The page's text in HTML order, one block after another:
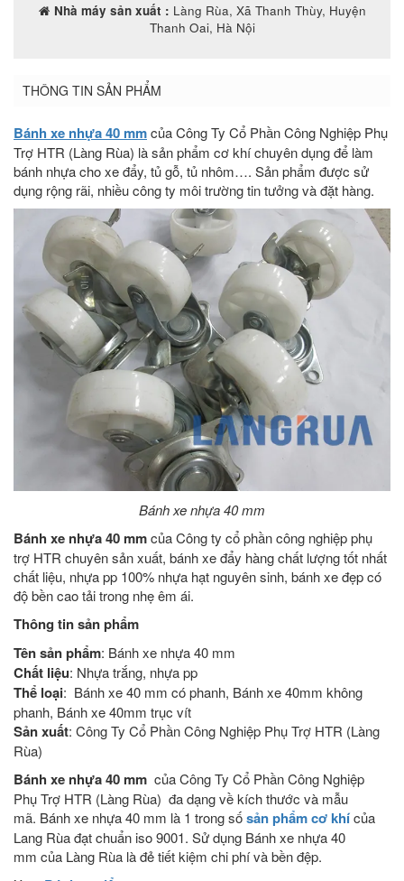
Nhà máy sản xuất : Làng Rùa, Xã Thanh Thùy, Huyện
Thanh Oai, Hà Nội
THÔNG TIN SẢN PHẨM
Bánh xe nhựa 40 mmcủa Công Ty Cổ Phần Công Nghiệp Phụ
Trợ HTR (Làng Rùa) là sản phẩm cơ khí chuyên dụng để làm
bánh nhựa cho xe đẩy, tủ gỗ, tủ nhôm…. Sản phẩm được sử
dụng rộng rãi, nhiều công ty môi trường tin tưởng và đặt hàng.
Bánh xe nhựa 40 mm
Bánh xe nhựa 40 mmcủa Công ty cổ phần công nghiệp phụ
trợ HTR chuyên sản xuất, bánh xe đẩy hàng chất lượng tốt nhất
chất liệu, nhựa pp 100% nhựa hạt nguyên sinh, bánh xe đẹp có
độ bền cao tải trong nhẹ êm ái.
Thông tin sản phẩm
Tên sản phẩm: Bánh xe nhựa 40 mm
Chất liệu: Nhựa trắng, nhựa pp
Thể loại: Bánh xe 40 mm có phanh, Bánh xe 40mm không
phanh, Bánh xe 40mm trục vít
Sản xuất: Công Ty Cổ Phần Công Nghiệp Phụ Trợ HTR (Làng
Rùa)
Bánh xe nhựa 40 mm của Công Ty Cổ Phần Công Nghiệp
Phụ Trợ HTR (Làng Rùa) đa dạng về kích thước và mẫu
mã. Bánh xe nhựa 40 mm là 1 trong sốsản phẩm cơ khícủa
Lang Rùa đạt chuẩn iso 9001. Sử dụng Bánh xe nhựa 40
mm của Làng Rùa là đẻ tiết kiệm chi phí và bền đệp.